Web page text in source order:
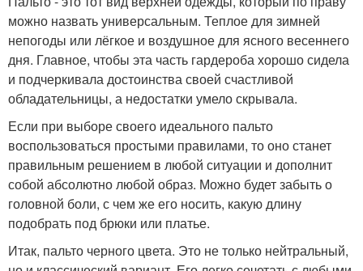
можно назвать универсальным. Теплое для зимней
непогоды или лёгкое и воздушное для ясного весеннего
дня. Главное, чтобы эта часть гардероба хорошо сидела
и подчеркивала достоинства своей счастливой
обладательницы, а недостатки умело скрывала.
Если при выборе своего идеального пальто
воспользоваться простыми правилами, то оно станет
правильным решением в любой ситуации и дополнит
собой абсолютно любой образ. Можно будет забыть о
головной боли, с чем же его носить, какую длину
подобрать под брюки или платье.
Итак, пальто черного цвета. Это не только нейтральный,